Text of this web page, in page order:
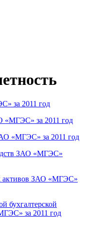
за 2011 год
«МГЭС» за 2011 год
«МГЭС» за 2011 год
ЗАО «МГЭС»
активов ЗАО «МГЭС»
бухгалтерской
за 2011 год